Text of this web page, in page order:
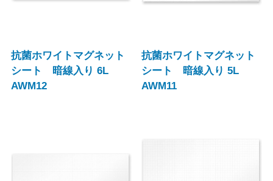
抗菌ホワイトマグネット
シート 暗線入り 6L
AWM12
抗菌ホワイトマグネット
シート 暗線入り 5L
AWM11